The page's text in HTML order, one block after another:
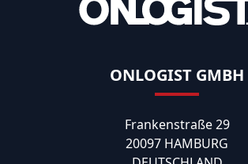
ONLOGIST GMBH
Frankenstraße 29
20097 HAMBURG